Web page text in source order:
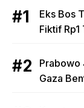
Eks Bos
Fiktif Rp1
Prabowo
Gaza